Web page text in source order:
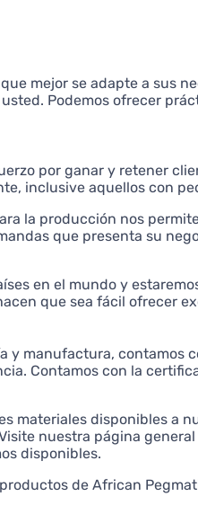
mejor se adapte a sus
Podemos ofrecer
por ganar y retener
inclusive aquellos con
la producción nos
que presenta su
en el mundo y
que sea fácil ofrecer
y manufactura, contamos
Contamos con la
materiales disponibles a
nuestra página
disponibles.
de African